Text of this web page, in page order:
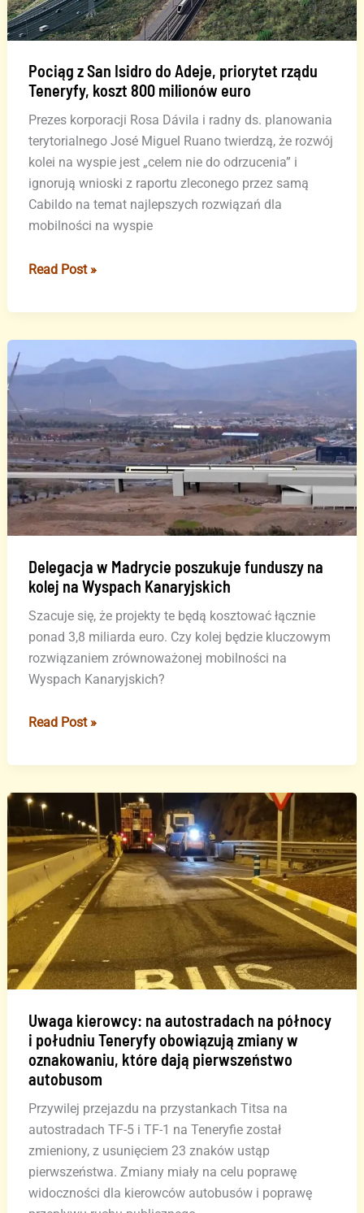
Pociąg z San Isidro do Adeje, priorytet rządu
Teneryfy, koszt 800 milionów euro
Prezes korporacji Rosa Dávila i radny ds. planowania
terytorialnego José Miguel Ruano twierdzą, że rozwój
kolei na wyspie jest „celem nie do odrzucenia” i
ignorują wnioski z raportu zleconego przez samą
Cabildo na temat najlepszych rozwiązań dla
mobilności na wyspie
Pociąg
San
Adeje,
rządu
Teneryfy,
koszt
800
milionów
euro
Read Post »
Delegacja w Madrycie poszukuje funduszy na
kolej na Wyspach Kanaryjskich
Szacuje się, że projekty te będą kosztować łącznie
ponad 3,8 miliarda euro. Czy kolej będzie kluczowym
rozwiązaniem zrównoważonej mobilności na
Wyspach Kanaryjskich?
Delegacja
Madrycie
funduszy
na
kolej
na
Wyspach
Kanaryjskich
Read Post »
Uwaga kierowcy: na autostradach na północy
i południu Teneryfy obowiązują zmiany w
oznakowaniu, które dają pierwszeństwo
autobusom
Przywilej przejazdu na przystankach Titsa na
autostradach TF-5 i TF-1 na Teneryfie został
zmieniony, z usunięciem 23 znaków ustąp
pierwszeństwa. Zmiany miały na celu poprawę
widoczności dla kierowców autobusów i poprawę